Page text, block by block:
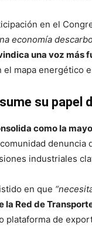
en el
economía
una voz más
el mapa energético
su papel
como la
denuncia
industriales
en que
la Red de
plataforma de